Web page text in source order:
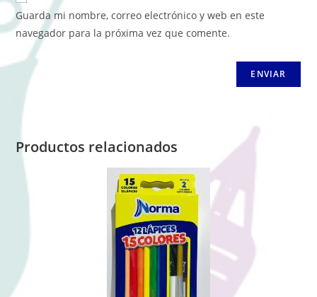
Guarda mi nombre, correo electrónico y web en este
navegador para la próxima vez que comente.
Productos relacionados